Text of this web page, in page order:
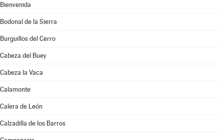
Bienvenida
Bodonal de la Sierra
Burguillos del Cerro
Cabeza del Buey
Cabeza la Vaca
Calamonte
Calera de León
Calzadilla de los Barros